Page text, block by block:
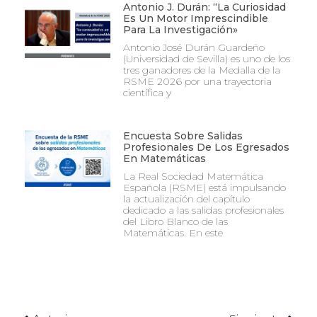
Antonio J. Durán: “La Curiosidad
Es Un Motor Imprescindible
Para La Investigación»
Antonio José Durán Guardeño
(Universidad de Sevilla) es uno de los
tres ganadores de la Medalla de la
RSME 2026 por una trayectoria
científica y
Encuesta Sobre Salidas
Profesionales De Los Egresados
En Matemáticas
La Real Sociedad Matemática
Española (RSME) está impulsando
la actualización del capítulo
dedicado a las salidas profesionales
del Libro Blanco de las
Matemáticas. En este